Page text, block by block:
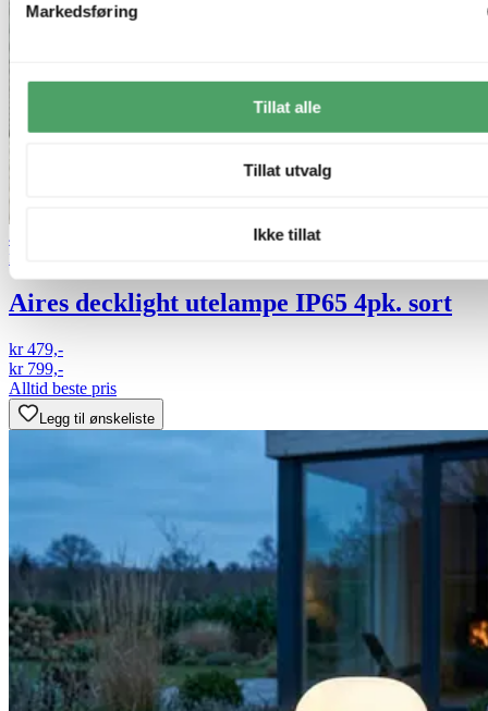
Markedsføring
Tillat alle
Tillat utvalg
Ikke tillat
40% ved kjøp av 2 eller flere
Plug & Play LED Garden
Aires decklight utelampe IP65 4pk. sort
kr 479,-
kr 799,-
Alltid beste pris
Legg til ønskeliste